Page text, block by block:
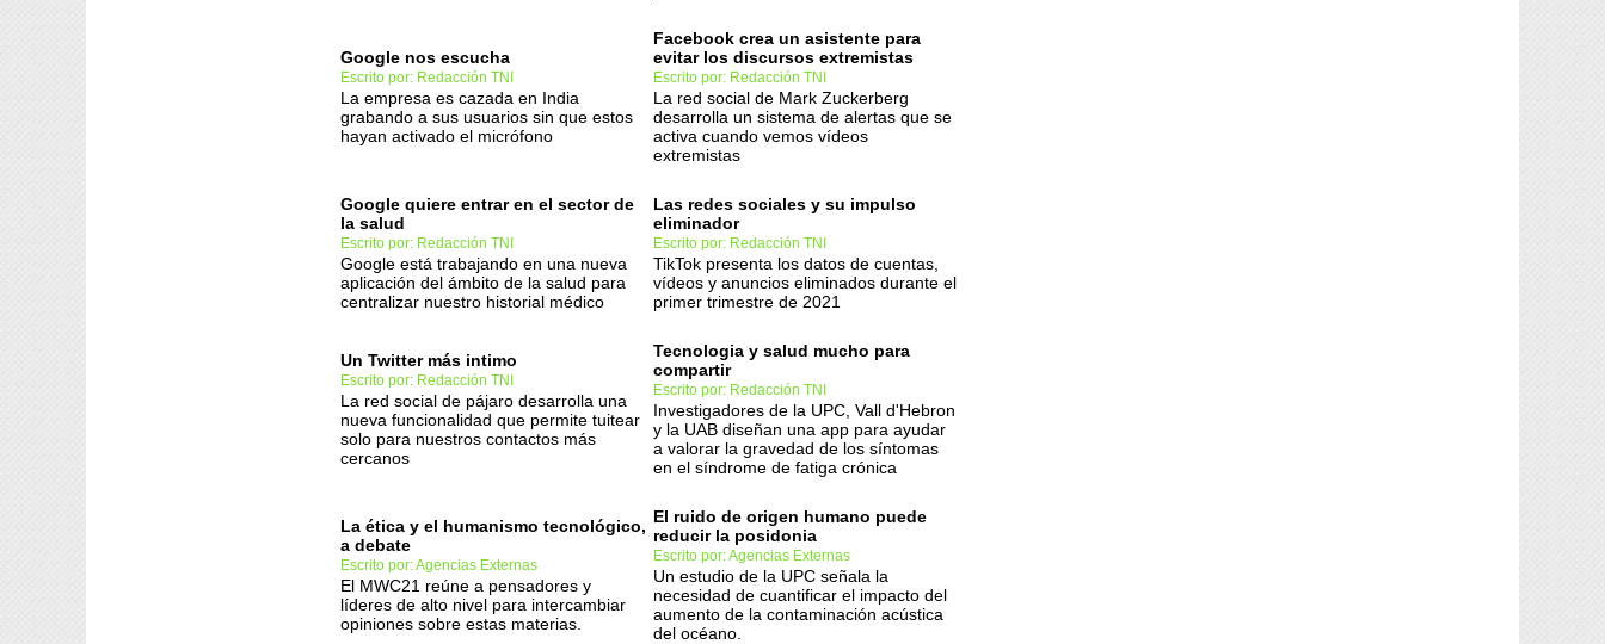
Google nos escucha
Escrito por: Redacción TNI
La empresa es cazada en India
grabando a sus usuarios sin que estos
hayan activado el micrófono
Facebook crea un asistente para
evitar los discursos extremistas
Escrito por: Redacción TNI
La red social de Mark Zuckerberg
desarrolla un sistema de alertas que se
activa cuando vemos vídeos
extremistas
Google quiere entrar en el sector de
la salud
Escrito por: Redacción TNI
Google está trabajando en una nueva
aplicación del ámbito de la salud para
centralizar nuestro historial médico
Las redes sociales y su impulso
eliminador
Escrito por: Redacción TNI
TikTok presenta los datos de cuentas,
vídeos y anuncios eliminados durante el
primer trimestre de 2021
Un Twitter más intimo
Escrito por: Redacción TNI
La red social de pájaro desarrolla una
nueva funcionalidad que permite tuitear
solo para nuestros contactos más
cercanos
Tecnologia y salud mucho para
compartir
Escrito por: Redacción TNI
Investigadores de la UPC, Vall d'Hebron
y la UAB diseñan una app para ayudar
a valorar la gravedad de los síntomas
en el síndrome de fatiga crónica
La ética y el humanismo tecnológico,
a debate
Escrito por: Agencias Externas
El MWC21 reúne a pensadores y
líderes de alto nivel para intercambiar
opiniones sobre estas materias.
El ruido de origen humano puede
reducir la posidonia
Escrito por: Agencias Externas
Un estudio de la UPC señala la
necesidad de cuantificar el impacto del
aumento de la contaminación acústica
del océano.